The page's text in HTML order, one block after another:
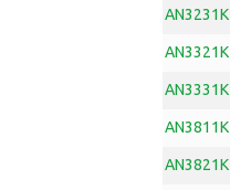
AN3231K
AN3321K
AN3331K
AN3811K
AN3821K